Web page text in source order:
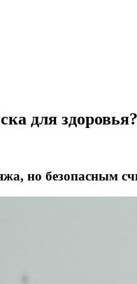
для здоровья?
но безопасным